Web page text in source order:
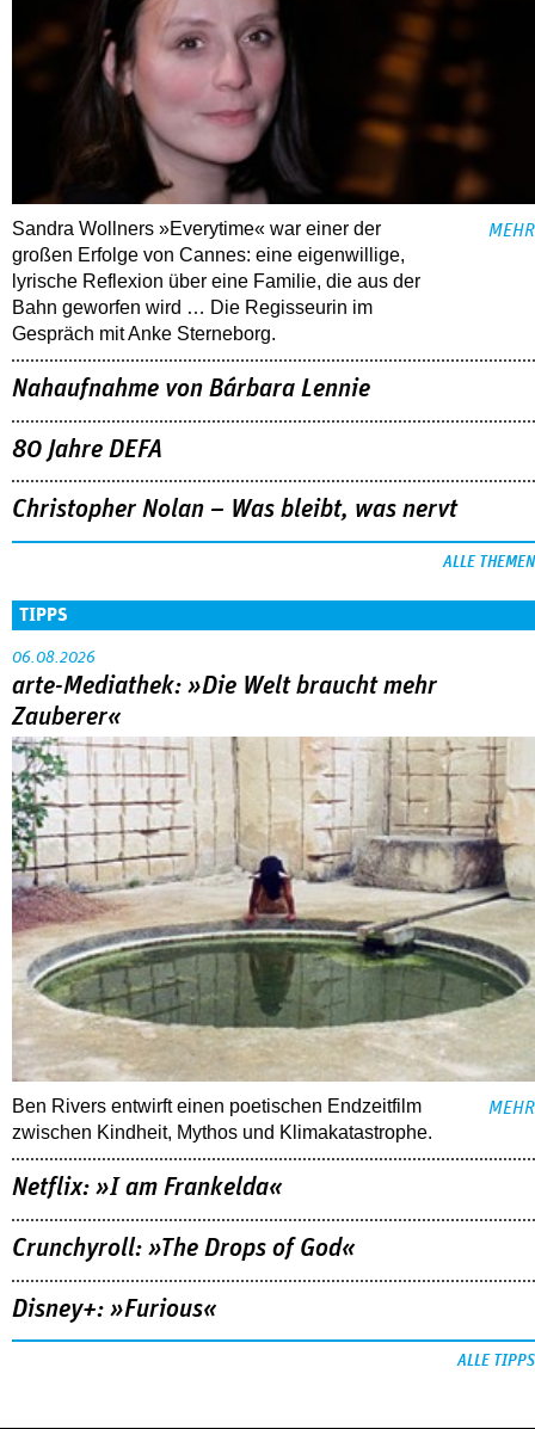
Sandra Wollners »Everytime« war einer der
großen Erfolge von Cannes: eine eigenwillige,
lyrische Reflexion über eine ­Familie, die aus der
Bahn geworfen wird … Die Regisseurin im
Gespräch mit Anke Sterneborg.
MEHR
Nahaufnahme von Bárbara Lennie
80 Jahre DEFA
Christopher Nolan – Was bleibt, was nervt
ALLE THEMEN
TIPPS
06.08.2026
arte-Mediathek: »Die Welt braucht mehr
Zauberer«
Ben Rivers entwirft einen poetischen Endzeitfilm
zwischen Kindheit, Mythos und Klimakatastrophe.
MEHR
Netflix: »I am Frankelda«
Crunchyroll: »The Drops of God«
Disney+: »Furious«
ALLE TIPPS